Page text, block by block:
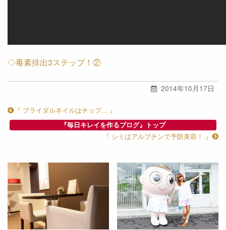
◇毒素排出3ステップ！②
2014年10月17日
『 ブライダルネイルはチップ... 』
『毎日キレイを作るブログ』トップ
『 シミはアルブチンで予防美容！ 』